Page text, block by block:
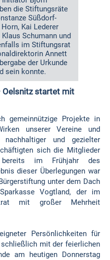
die Stiftungsräte
Süßdorf-
Kai Lederer
Schumann und
im Stiftungsrat
Annett
der Urkunde
sein konnte.
Oelsnitz startet mit
gemeinnützige Projekte in
unserer Vereine und
nachhaltiger und gezielter
sich die Mitglieder
bereits im Frühjahr des
dieser Überlegungen war
unter dem Dach
Vogtland, der im
mit großer Mehrheit
Persönlichkeiten für
mit der feierlichen
am heutigen Donnerstag